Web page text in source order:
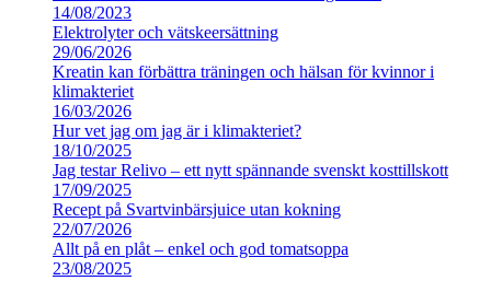
14/08/2023
Elektrolyter och vätskeersättning
29/06/2026
Kreatin kan förbättra träningen och hälsan för kvinnor i
klimakteriet
16/03/2026
Hur vet jag om jag är i klimakteriet?
18/10/2025
Jag testar Relivo – ett nytt spännande svenskt kosttillskott
17/09/2025
Recept på Svartvinbärsjuice utan kokning
22/07/2026
Allt på en plåt – enkel och god tomatsoppa
23/08/2025